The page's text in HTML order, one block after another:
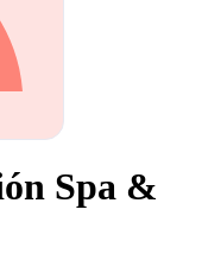
Spa &